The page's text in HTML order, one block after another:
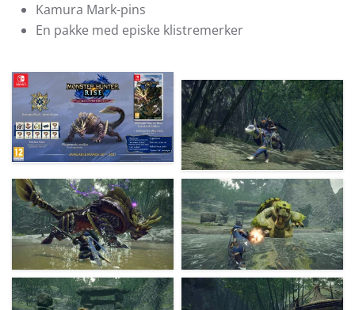
Kamura Mark-pins
En pakke med episke klistremerker